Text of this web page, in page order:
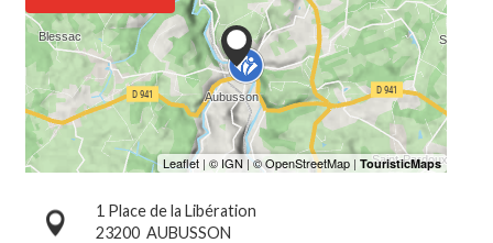
1 Place de la Libération
23200 AUBUSSON